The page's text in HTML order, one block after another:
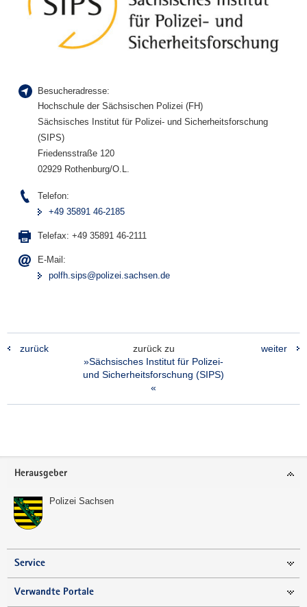
Besucheradresse:
Hochschule der Sächsischen Polizei (FH)
Sächsisches Institut für Polizei- und Sicherheitsforschung
(SIPS)
Friedensstraße 120
02929 Rothenburg/O.L.
Telefon:
+49 35891 46-2185
Telefax: +49 35891 46-2111
E-Mail:
polfh.sips@polizei.sachsen.de
zurück
zurück zu
»Sächsisches Institut für Polizei-
und Sicherheitsforschung (SIPS)
«
weiter
Footer-
Herausgeber
Polizei Sachsen
Service
Verwandte Portale